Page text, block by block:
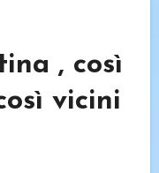
, così
vicini